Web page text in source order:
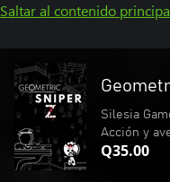
Saltar al contenido
Silesia
Acción y
Q35.00